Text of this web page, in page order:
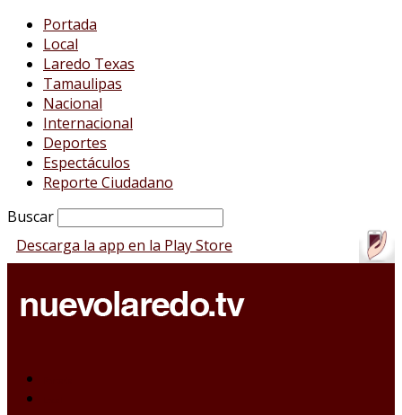
Portada
Local
Laredo Texas
Tamaulipas
Nacional
Internacional
Deportes
Espectáculos
Reporte Ciudadano
Buscar
Descarga la app en la Play Store